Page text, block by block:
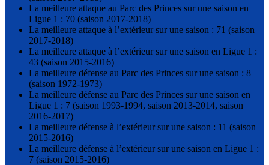
La meilleure attaque au Parc des Princes sur une saison en
Ligue 1 : 70 (saison 2017-2018)
La meilleure attaque à l’extérieur sur une saison : 71 (saison
2017-2018)
La meilleure attaque à l’extérieur sur une saison en Ligue 1 :
43 (saison 2015-2016)
La meilleure défense au Parc des Princes sur une saison : 8
(saison 1972-1973)
La meilleure défense au Parc des Princes sur une saison en
Ligue 1 : 7 (saison 1993-1994, saison 2013-2014, saison
2016-2017)
La meilleure défense à l’extérieur sur une saison : 11 (saison
2015-2016)
La meilleure défense à l’extérieur sur une saison en Ligue 1 :
7 (saison 2015-2016)